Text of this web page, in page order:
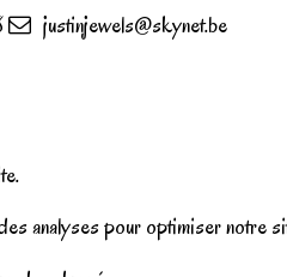
justinjewels@skynet.be
analyses pour optimiser notre